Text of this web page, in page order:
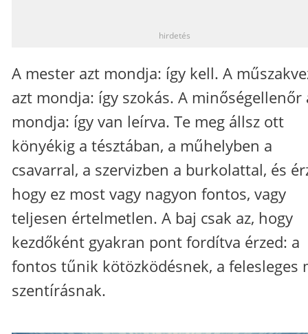
hirdetés
A mester azt mondja: így kell. A
azt mondja: így szokás. A minőségellenőr
mondja: így van leírva. Te meg állsz ott
könyékig a tésztában, a műhelyben a
csavarral, a szervizben a burkolattal, és
hogy ez most vagy nagyon fontos, vagy
teljesen értelmetlen. A baj csak az, hogy
kezdőként gyakran pont fordítva érzed: a
fontos tűnik kötözködésnek, a felesleges
szentírásnak.